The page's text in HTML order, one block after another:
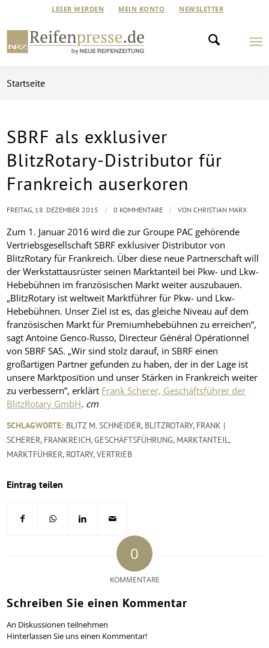
LESER WERDEN MEIN KONTO NEWSLETTER
Startseite
SBRF als exklusiver
BlitzRotary-Distributor für
Frankreich auserkoren
Zum 1. Januar 2016 wird die zur Groupe PAC gehörende
Vertriebsgesellschaft SBRF exklusiver Distributor von
BlitzRotary für Frankreich. Über diese neue Partnerschaft will
der Werkstattausrüster seinen Marktanteil bei Pkw- und Lkw-
Hebebühnen im französischen Markt weiter auszubauen.
„BlitzRotary ist weltweit Marktführer für Pkw- und Lkw-
Hebebühnen. Unser Ziel ist es, das gleiche Niveau auf dem
französischen Markt für Premiumhebebühnen zu erreichen”,
sagt Antoine Genco-Russo, Directeur Général Opérationnel
von SBRF SAS. „Wir sind stolz darauf, in SBRF einen
großartigen Partner gefunden zu haben, der in der Lage ist
unsere Marktposition und unser Stärken in Frankreich weiter
zu verbessern”, erklärt Frank Scherer, Geschäftsführer der
BlitzRotary GmbH. cm
FREITAG, 18. DEZEMBER 2015 / 0 KOMMENTARE / VONCHRISTIAN MARX
SCHLAGWORTE: BLITZ M. SCHNEIDER, BLITZROTARY, FRANK |
SCHERER, FRANKREICH,GESCHÄFTSFÜHRUNG, MARKTANTEIL,
MARKTFÜHRER, ROTARY,VERTRIEB
Eintrag teilen
0
KOMMENTARE
Schreiben Sie einen Kommentar
An Diskussionen teilnehmen
Hinterlassen Sie uns einen Kommentar!